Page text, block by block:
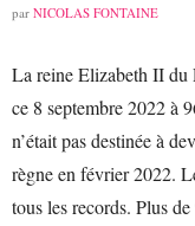
par NICOLAS FONTAINE
La reine Elizabeth II du
ce 8 septembre 2022 à
n’était pas destinée à
règne en février 2022.
tous les records. Plus